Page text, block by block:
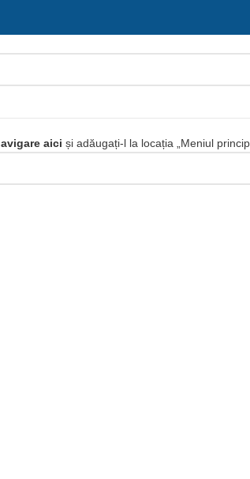
aici și adăugați-l la locația „Meniul
pentru a mari